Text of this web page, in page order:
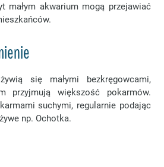
małym akwarium mogą przejawiać
się małymi bezkręgowcami,
przyjmują większość pokarmów.
suchymi, regularnie podając
np. Ochotka.